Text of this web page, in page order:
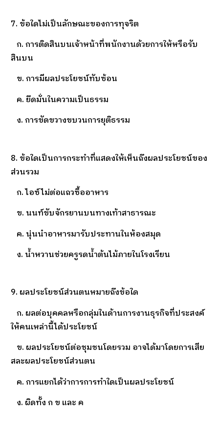
7. ข้อใดไม่เป็นลักษณะของการทุจริต
ก. การติดสินบนเจ้าหน้าที่พนักงานด้วยการให้หรือรับ
สินบน
ข. การมีผลประโยชน์ทับซ้อน
ค. ยึดมั่นในความเป็นธรรม
ง. การขัดขวางขบวนการยุติธรรม
8. ข้อใดเป็นการกระทำที่แสดงให้เห็นถึงผลประโยชน์ของ
ส่วนรวม
ก. ไอซ์ไม่ต่อแถวซื้ออาหาร
ข. นนท์ขับจักรยานบนทางเท้าสาธารณะ
ค. นุ่นนำอาหารมารับประทานในห้องสมุด
ง. น้ำหวานช่วยครูรดน้ำต้นไม้ภายในโรงเรียน
9. ผลประโยชน์ส่วนตนหมายถึงข้อใด
ก. ผลต่อบุคคลหรือกลุ่มในด้านการงานธุรกิจที่ประสงค์
ให้คนเหล่านี้ได้ประโยชน์
ข. ผลประโยชน์ต่อชุมชนโดยรวม อาจได้มาโดยการเสีย
สละผลประโยชน์ส่วนตน
ค. การแยกได้ว่าการการทำใดเป็นผลประโยชน์
ง. ผิดทั้ง ก ข และ ค